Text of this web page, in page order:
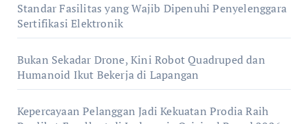
Standar Fasilitas yang Wajib Dipenuhi Penyelenggara
Sertifikasi Elektronik
Bukan Sekadar Drone, Kini Robot Quadruped dan
Humanoid Ikut Bekerja di Lapangan
Kepercayaan Pelanggan Jadi Kekuatan Prodia Raih